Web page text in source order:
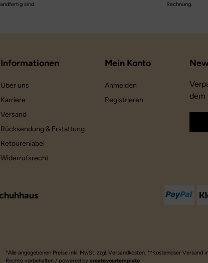
sind.
Rechnung.
Informationen
Über uns
Karriere
Versand
Rücksendung & Erstattung
Retourenlabel
Widerrufsrecht
Mein Konto
Anmelden
Registrieren
dem
*Alle angegebenen Preise inkl. MwSt. zzgl. Versandkosten. **Kostenloser
Rechte vorbehalten / powered bycreateyourtemplate